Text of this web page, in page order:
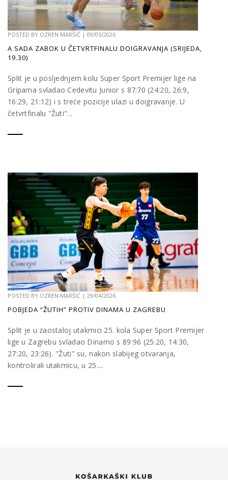
POSTED BY OZREN MARŠIĆ | 09/05/2026
A SADA ZABOK U ČETVRTFINALU DOIGRAVANJA (SRIJEDA,
19.30)
Split je u posljednjem kolu Super Sport Premijer lige na
Gripama svladao Cedevitu Junior s 87:70 (24:20, 26:9,
16:29, 21:12) i s treće pozicije ulazi u doigravanje. U
četvrtfinalu "Žuti"...
POSTED BY OZREN MARŠIĆ | 29/04/2026
POBJEDA “ŽUTIH” PROTIV DINAMA U ZAGREBU
Split je u zaostaloj utakmici 25. kola Super Sport Premijer
lige u Zagrebu svladao Dinamo s 89:96 (25:20, 14:30,
27:20, 23:26). "Žuti" su, nakon slabijeg otvaranja,
kontrolirali utakmicu, u 25....